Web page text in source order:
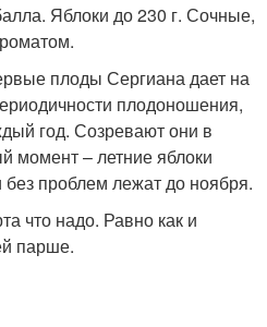
Яблоки до 230 г. Сочные,
плоды Сергиана дает на
плодоношения,
год. Созревают они в
момент – летние яблоки
проблем лежат до ноября.
что надо. Равно как и
парше.